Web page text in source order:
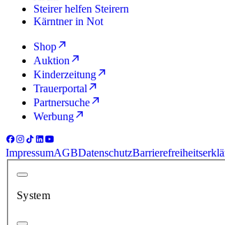
Steirer helfen Steirern
Kärntner in Not
Shop
Auktion
Kinderzeitung
Trauerportal
Partnersuche
Werbung
ImpressumAGBDatenschutz
System